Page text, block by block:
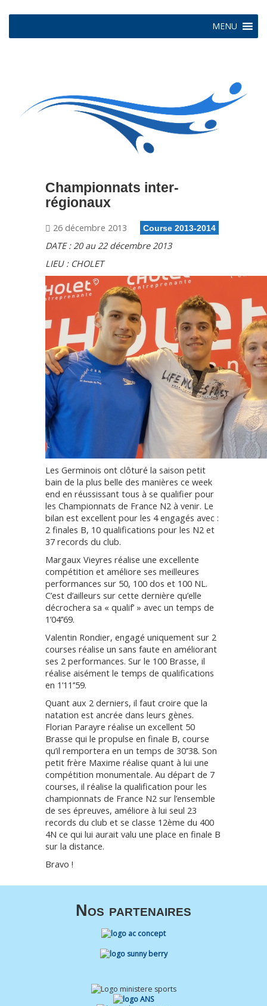
MENU
Championnats inter-
régionaux
26 décembre 2013 Course 2013-2014
DATE : 20 au 22 décembre 2013
LIEU : CHOLET
Les Germinois ont clôturé la saison petit
bain de la plus belle des manières ce week
end en réussissant tous à se qualifier pour
les Championnats de France N2 à venir. Le
bilan est excellent pour les 4 engagés avec :
2 finales B, 10 qualifications pour les N2 et
37 records du club.
Margaux Vieyres réalise une excellente
compétition et améliore ses meilleures
performances sur 50, 100 dos et 100 NL.
C’est d’ailleurs sur cette dernière qu’elle
décrochera sa « qualif’ » avec un temps de
1’04’’69.
Valentin Rondier, engagé uniquement sur 2
courses réalise un sans faute en améliorant
ses 2 performances. Sur le 100 Brasse, il
réalise aisément le temps de qualifications
en 1’11’’59.
Quant aux 2 derniers, il faut croire que la
natation est ancrée dans leurs gènes.
Florian Parayre réalise un excellent 50
Brasse qui le propulse en finale B, course
qu’il remportera en un temps de 30’’38. Son
petit frère Maxime réalise quant à lui une
compétition monumentale. Au départ de 7
courses, il réalise la qualification pour les
championnats de France N2 sur l’ensemble
de ses épreuves, améliore à lui seul 23
records du club et se classe 12ème du 400
4N ce qui lui aurait valu une place en finale B
sur la distance.
Bravo !
Nos partenaires